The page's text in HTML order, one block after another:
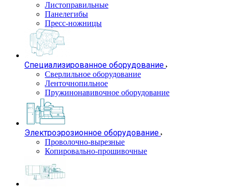
Листоправильные
Панелегибы
Пресс-ножницы
Специализированное оборудование
Сверлильное оборудование
Ленточнопильное
Пружинонавивочное оборудование
Электроэрозионное оборудование
Проволочно-вырезные
Копировально-прошивочные